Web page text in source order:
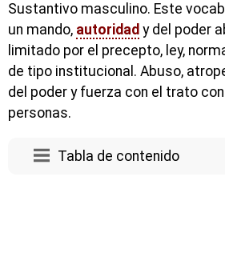
Sustantivo masculino. Este
un mando, autoridad y del poder
limitado por el precepto, ley,
de tipo institucional. Abuso,
del poder y fuerza con el trato
personas.
Tabla de contenido